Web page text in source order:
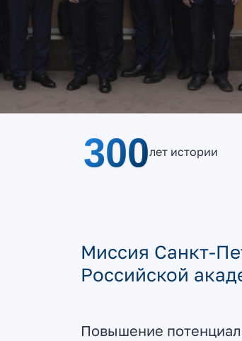
Санкт-
300лет истории
Миссия Санкт-
Российской
Повышение